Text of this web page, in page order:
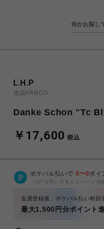
L.H.P
池袋PARCO
Danke Schon "Tc
￥17,600 税込
ポケパル払いで 0〜0ポイ
（1P=1円）※キャンペーン分
会員登録後、ポケパル払い初回
最大1,500円分ポイント